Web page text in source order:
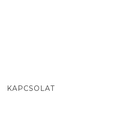
KAPCSOLAT